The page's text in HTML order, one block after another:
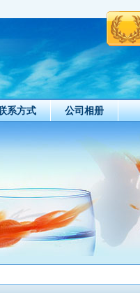
系方式 公司相册